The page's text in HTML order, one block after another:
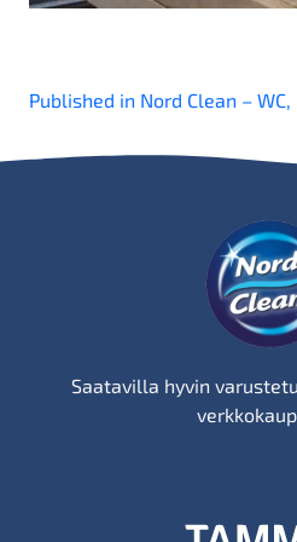
selaus
Published in Nord Clean –
Saatavilla hyvin